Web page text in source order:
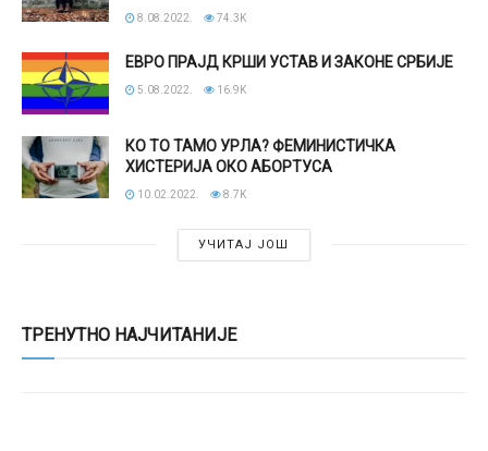
8.08.2022. 74.3K
ЕВРО ПРАЈД КРШИ УСТАВ И ЗАКОНЕ СРБИЈЕ
5.08.2022. 16.9K
КО ТО ТАМО УРЛА? ФЕМИНИСТИЧКА
ХИСТЕРИЈА ОКО АБОРТУСА
10.02.2022. 8.7K
УЧИТАЈ ЈОШ
ТРЕНУТНО НАЈЧИТАНИЈЕ